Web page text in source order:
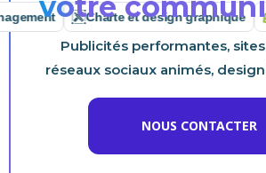
Publicités performantes,
réseaux sociaux animés,
NOUS CONTACTER
Charte et design graphique